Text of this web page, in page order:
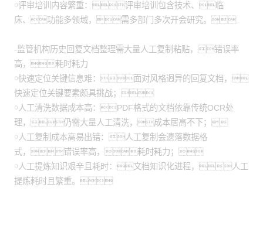
￮评审培训内容繁重：评审培训包含技术、临
床、功能多领域，需多部门多次开会研究。
-监管机构历史回复文档整理需大量人工复制粘贴，错误率
高，耗时耗力
￮快速定位关键信息难：面对风格迥异的回复文档，
快速定位关键要素颇具挑战；
￮人工清洗数据成本高：PDF格式的文档依靠传统OCR处
理，仍需大量人工清洗，成本居高不下；
￮人工复制成本高易出错：人工复制会遗落数据格
式，错误率高，耗时耗力；
￮人工提炼知识艰辛且耗时：文档知识化进程，人工
提炼耗时且繁重。